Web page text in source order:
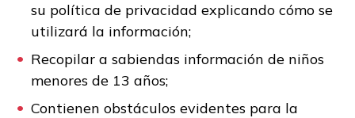
su política de privacidad explicando cómo se
utilizará la información;
Recopilar a sabiendas información de niños
menores de 13 años;
Contienen obstáculos evidentes para la